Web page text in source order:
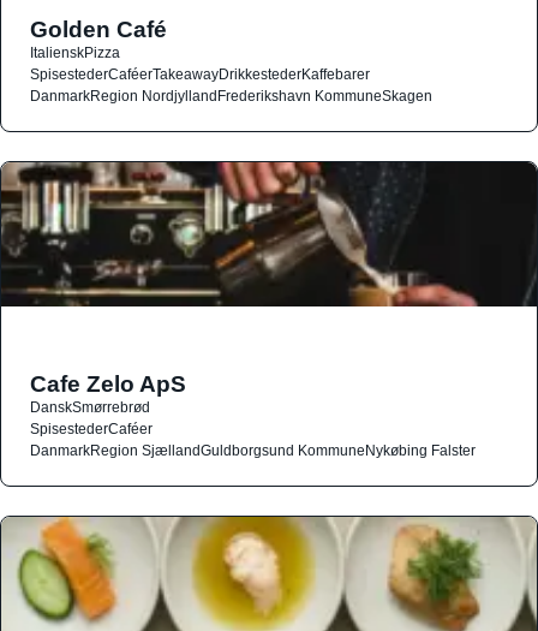
Golden Café
ItalienskPizza
SpisestederCaféerTakeawayDrikkestederKaffebarer
DanmarkRegion NordjyllandFrederikshavn KommuneSkagen
Cafe Zelo ApS
DanskSmørrebrød
SpisestederCaféer
DanmarkRegion SjællandGuldborgsund KommuneNykøbing Falster